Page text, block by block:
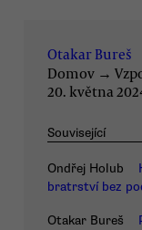
Otakar Bureš
Domov →
20. května
Související
Ondřej Holub
bratrství bez
Otakar Bureš